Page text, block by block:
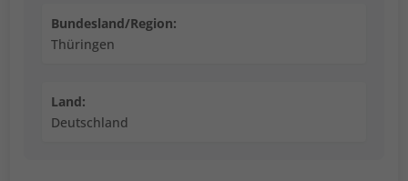
Bundesland/Region:
Thüringen
Land:
Deutschland